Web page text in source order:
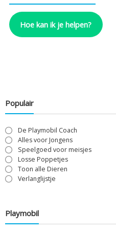
Hoe kan ik je helpen?
Populair
De Playmobil Coach
Alles voor Jongens
Speelgoed voor meisjes
Losse Poppetjes
Toon alle Dieren
Verlanglijstje
Playmobil